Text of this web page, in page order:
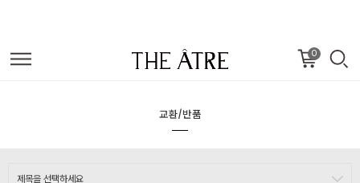
0
교환/반품